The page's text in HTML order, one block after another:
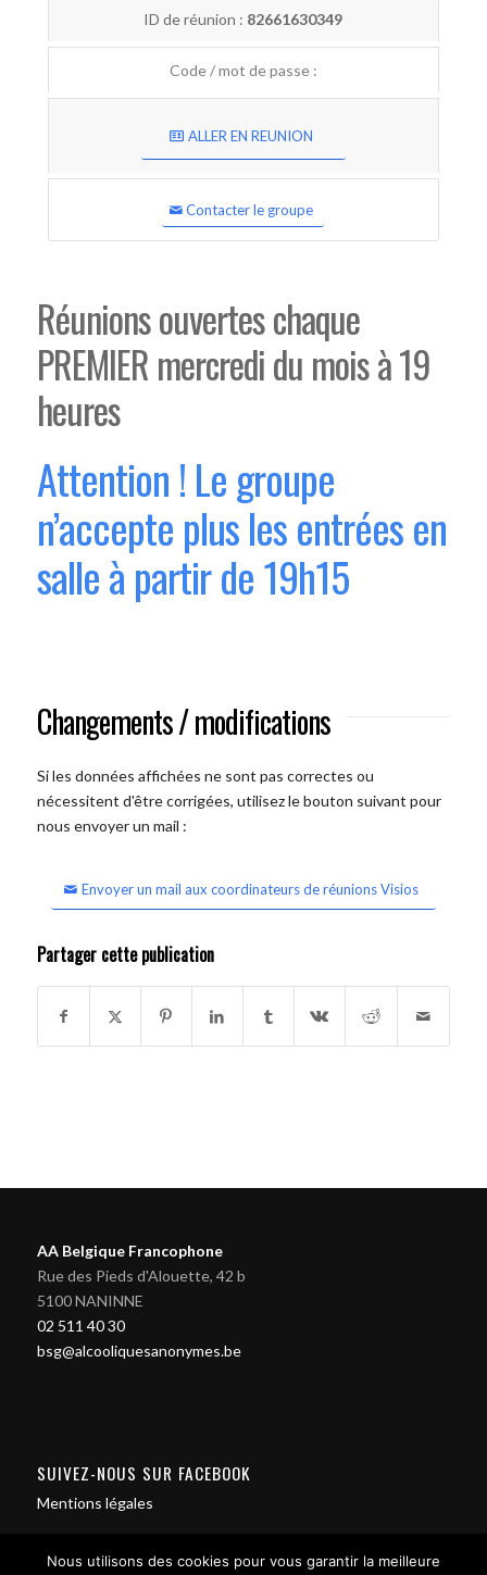
ID de réunion : 82661630349
Code / mot de passe :
ALLER EN REUNION
Contacter le groupe
Réunions ouvertes chaque
PREMIER mercredi du mois à 19
heures
Attention ! Le groupe
n’accepte plus les entrées en
salle à partir de 19h15
Changements / modifications
Si les données affichées ne sont pas correctes ou
nécessitent d'être corrigées, utilisez le bouton suivant pour
nous envoyer un mail :
Envoyer un mail aux coordinateurs de réunions Visios
Partager cette publication
AA Belgique Francophone
Rue des Pieds d'Alouette, 42 b
5100 NANINNE
02 511 40 30
bsg@alcooliquesanonymes.be
SUIVEZ-NOUS SUR FACEBOOK
Mentions légales
Nous utilisons des cookies pour vous garantir la meilleure